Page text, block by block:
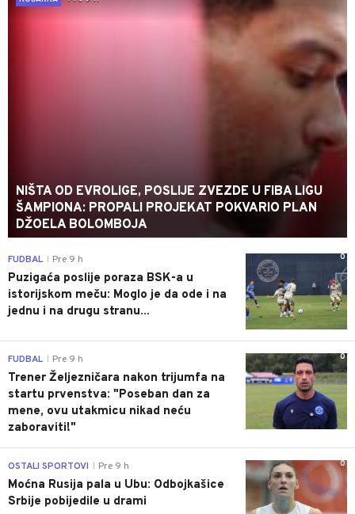
NIŠTA OD EVROLIGE, POSLIJE ZVEZDE U FIBA LIGU
ŠAMPIONA: PROPALI PROJEKAT POKVARIO PLAN
DŽOELA BOLOMBOJA
0
FUDBAL Pre 9 h
Puzigaća poslije poraza BSK-a u
istorijskom meču: Moglo je da ode i na
jednu i na drugu stranu...
0
FUDBAL Pre 9 h
Trener Željezničara nakon trijumfa na
startu prvenstva: "Poseban dan za
mene, ovu utakmicu nikad neću
zaboraviti!"
0
OSTALI SPORTOVI Pre 9 h
Moćna Rusija pala u Ubu: Odbojkašice
Srbije pobijedile u drami